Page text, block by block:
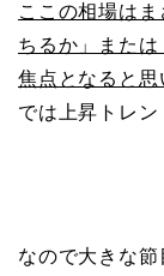
ここの相場は
ちるか」また
焦点となると思
では上昇トレン
なので大きな